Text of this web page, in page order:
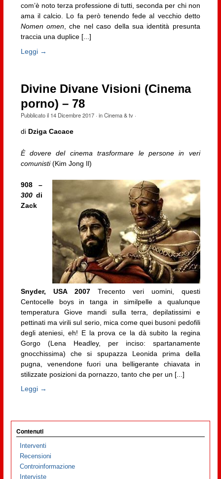
com’è noto terza professione di tutti, seconda per chi non
ama il calcio. Lo fa però tenendo fede al vecchio detto
Nomen omen, che nel caso della sua identità presunta
traccia una duplice [...]
Leggi →
Divine Divane Visioni (Cinema
porno) – 78
Pubblicato il 14 Dicembre 2017· inCinema & tv·
di Dziga Cacace
È dovere del cinema trasformare le persone in veri
comunisti(Kim Jong Il)
908 –
300di
Zack
Snyder, USA 2007Trecento veri uomini, questi
Centocelle boys in tanga in similpelle a qualunque
temperatura Giove mandi sulla terra, depilatissimi e
pettinati ma virili sul serio, mica come quei busoni pedofili
degli ateniesi, eh! E la prova ce la dà subito la regina
Gorgo (Lena Headley, per inciso: spartanamente
gnocchissima) che si spupazza Leonida prima della
pugna, venendone fuori una belligerante chiavata in
stilizzate posizioni da pornazzo, tanto che per un [...]
Leggi →
Contenuti
Interventi
Recensioni
Controinformazione
Interviste